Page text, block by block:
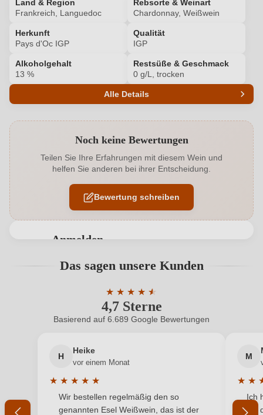
Land & Region
Frankreich, Languedoc
Rebsorte & Weinart
Chardonnay, Weißwein
Herkunft
Pays d'Oc IGP
Qualität
IGP
Alkoholgehalt
13 %
Restsüße & Geschmack
0 g/L, trocken
Alle Details
Alkoholgehalt in % 13 %
Allergene Enthält Sulfite
Flaschenverschluss Presskorken
Jahrgang 2024
Noch keine Bewertungen
Teilen Sie Ihre Erfahrungen mit diesem Wein und
helfen Sie anderen bei ihrer Entscheidung.
Bewertung schreiben
Anmelden
Benutzern abgegeben werden. Bitte loggen Sie sich
Neuer Kunde? Neuer Kunde?
Ihre E-Mail-Adresse
Ihr Passwort
Das sagen unsere Kunden
4,7 Sterne
★ ★ ★ ★ ★
★
Durchschnittliche Bewertung von 4.7
Basierend auf 6.689 Google Bewertungen
H
Heike
vor einem Monat
★ ★ ★ ★ ★
Durchschnittliche Bewertung von 5 von 5 Sternen
Wir bestellen regelmäßig den so
genannten Esel Weißwein, das ist der
M
★ ★
Ich
mit